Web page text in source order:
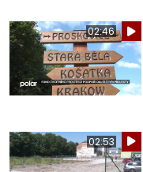
02:46
02:53